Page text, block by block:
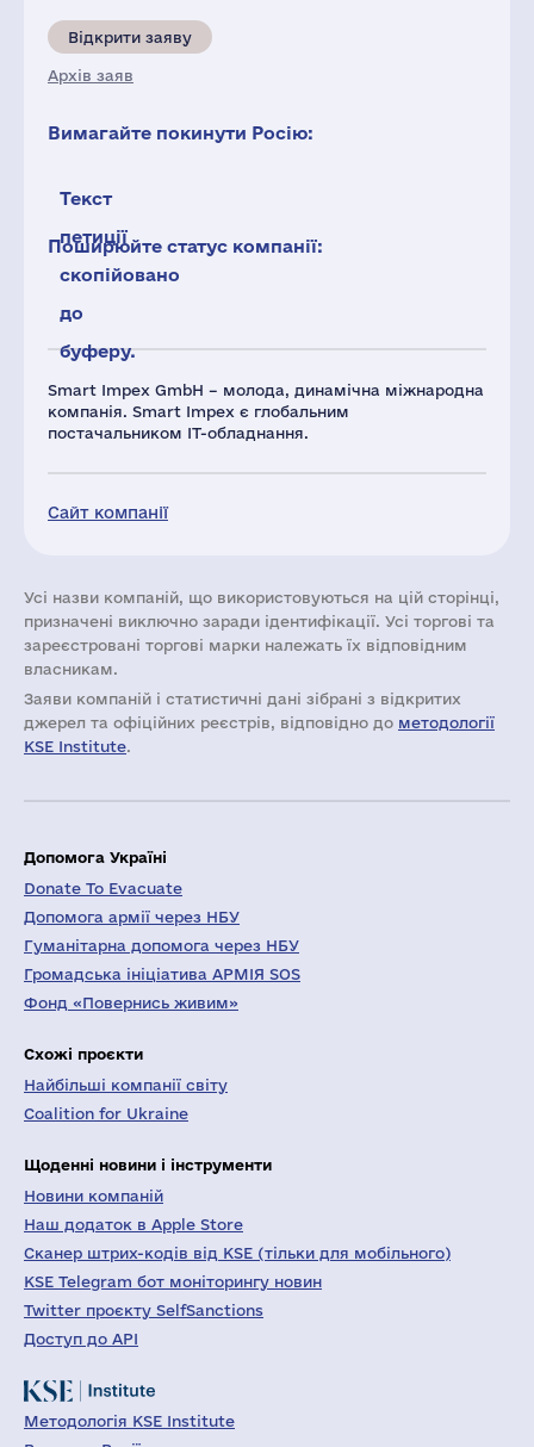
Smart Impex GmbH – молода, динамічна міжнародна
компанія. Smart Impex є глобальним
постачальником ІТ-обладнання.
Сайт компанії
Відкрити заяву
Архів заяв
Вимагайте покинути Росію:
Текст
петиції
скопійовано
до
буферу.
Поширюйте статус компанії:
Усі назви компаній, що використовуються на цій сторінці,
призначені виключно заради ідентифікації. Усі торгові та
зареєстровані торгові марки належать їх відповідним
власникам.
Заяви компаній i статистичні дані зібрані з відкритих
джерел та офіційних реєстрів, відповідно до методології
KSE Institute.
Допомога Україні
Donate To Evacuate
Допомога армії через НБУ
Гуманітарна допомога через НБУ
Громадська ініціатива АРМІЯ SOS
Фонд «Повернись живим»
Схожі проєкти
Найбільші компанії світу
Coalition for Ukraine
Щоденні новини і інструменти
Новини компаній
Наш додаток в Apple Store
Сканер штрих-кодів від KSE (тільки для мобільного)
KSE Telegram бот моніторингу новин
Twitter проєкту SelfSanctions
Доступ до API
Методологія KSE Institute